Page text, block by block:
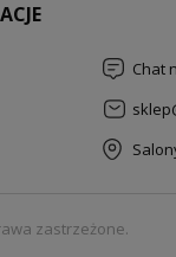
Chat
zastrzeżone.